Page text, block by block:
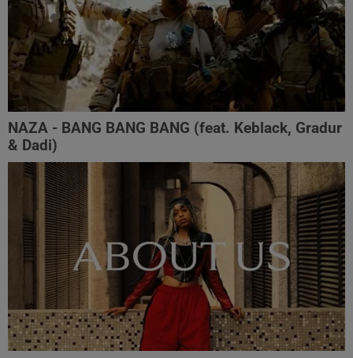
NAZA - BANG BANG BANG (feat. Keblack, Gradur
& Dadi)